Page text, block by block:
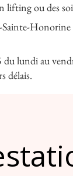
lifting ou des
lundi au
délais.